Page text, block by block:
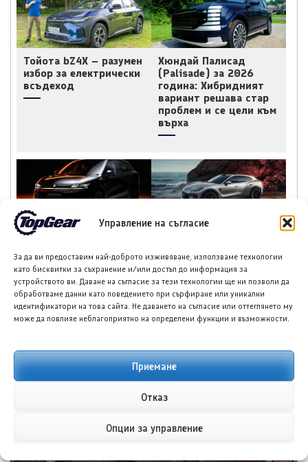
Управление на съгласие
За да ви предоставим най-доброто изживяване, използваме технологии
като бисквитки за съхранение и/или достъп до информация за
устройството ви. Даване на съгласие за тези технологии ще ни позволи да
обработваме данни като поведението при сърфиране или уникални
идентификатори на това сайта. Не даването на съгласие или оттеглянето му
може да повлияе неблагоприятно на определени функции и възможности.
Приемане
Отказ
Опции за управление
Тойота bZ4X – разумен
избор за електрически
всъдеход
Хюндай Палисад
(Palisade) за 2026
година: Хибридният
вариант решава стар
проблем и се цели към
върха
Зийкр 7X Black Nova,
200 бройки
Луксийд RX: Новият
585 к.с. и облик,
вдъхновен от Ферари
НОВИ ПУБЛИКАЦИИ